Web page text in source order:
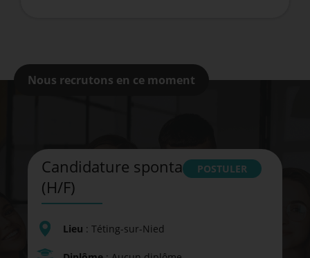
Nous recrutons en ce moment
Candidature spontanée
(H/F)
POSTULER
Lieu : Téting-sur-Nied